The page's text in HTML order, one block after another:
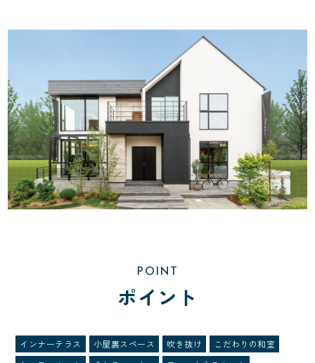
POINT
ポイント
インナーテラス 小屋裏スペース 吹き抜け
こだわりの和室